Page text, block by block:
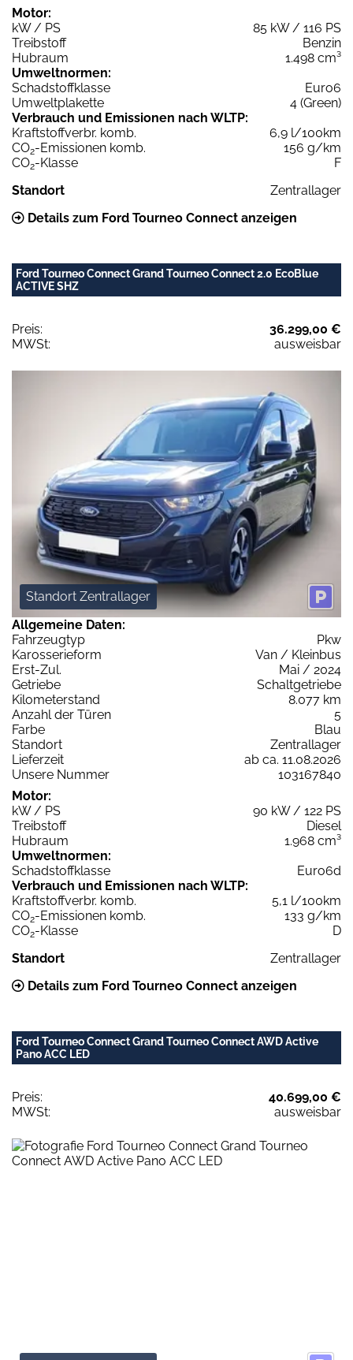
Motor:
kW / PS
85 kW / 116 PS
Treibstoff
Benzin
Hubraum
1.498 cm³
Umweltnormen:
Schadstoffklasse
Euro6
Umweltplakette
4 (Green)
Verbrauch und Emissionen nach WLTP:
Kraftstoffverbr. komb.
6,9 l/100km
CO2-Emissionen komb.
156 g/km
CO2-Klasse
F
Standort
Zentrallager
Details zum Ford Tourneo Connect anzeigen
Ford Tourneo Connect Grand Tourneo Connect 2.0 EcoBlue
ACTIVE SHZ
Preis:
36.299,00 €
MWSt:
ausweisbar
Standort Zentrallager
Allgemeine Daten:
Fahrzeugtyp
Pkw
Karosserieform
Van / Kleinbus
Erst-Zul.
Mai / 2024
Getriebe
Schaltgetriebe
Kilometerstand
8.077 km
Anzahl der Türen
5
Farbe
Blau
Standort
Zentrallager
Lieferzeit
ab ca. 11.08.2026
Unsere Nummer
103167840
Motor:
kW / PS
90 kW / 122 PS
Treibstoff
Diesel
Hubraum
1.968 cm³
Umweltnormen:
Schadstoffklasse
Euro6d
Verbrauch und Emissionen nach WLTP:
Kraftstoffverbr. komb.
5,1 l/100km
CO2-Emissionen komb.
133 g/km
CO2-Klasse
D
Standort
Zentrallager
Details zum Ford Tourneo Connect anzeigen
Ford Tourneo Connect Grand Tourneo Connect AWD Active
Pano ACC LED
Preis:
40.699,00 €
MWSt:
ausweisbar